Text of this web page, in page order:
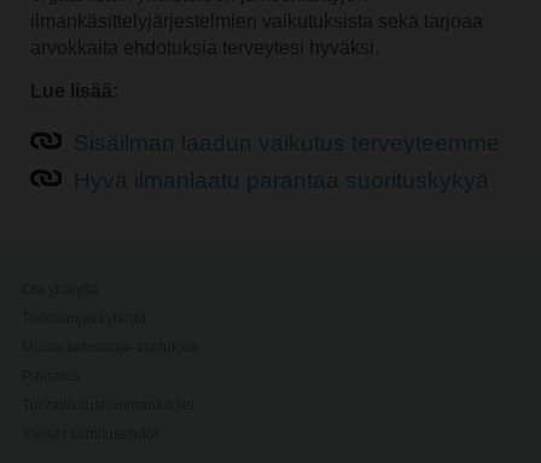
ilmankäsittelyjärjestelmien vaikutuksista sekä tarjoaa
arvokkaita ehdotuksia terveytesi hyväksi.
Lue lisää: